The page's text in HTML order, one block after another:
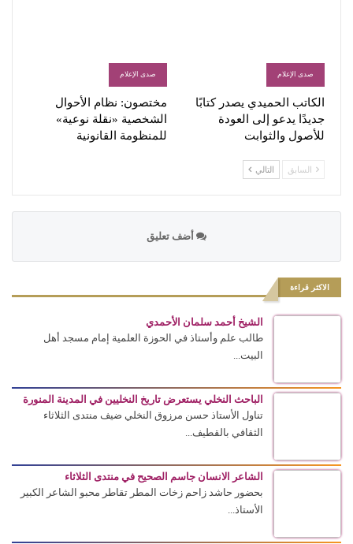
صدى الإعلام
الكاتب الحميدي يصدر كتابًا
جديدًا يدعو إلى العودة
للأصول والثوابت
صدى الإعلام
مختصون: نظام الأحوال
الشخصية «نقلة نوعية»
للمنظومة القانونية
السابق التالي
أضف تعليق
الاكثر قراءة
الشيخ أحمد سلمان الأحمدي
طالب علم وأستاذ في الحوزة العلمية إمام مسجد أهل
البيت...
الباحث النخلي يستعرض تاريخ النخليين في المدينة المنورة
تناول الأستاذ حسن مرزوق النخلي ضيف منتدى الثلاثاء
الثقافي بالقطيف...
الشاعر الانسان جاسم الصحيح في منتدى الثلاثاء
بحضور حاشد زاحم زخات المطر تقاطر محبو الشاعر الكبير
الأستاذ...